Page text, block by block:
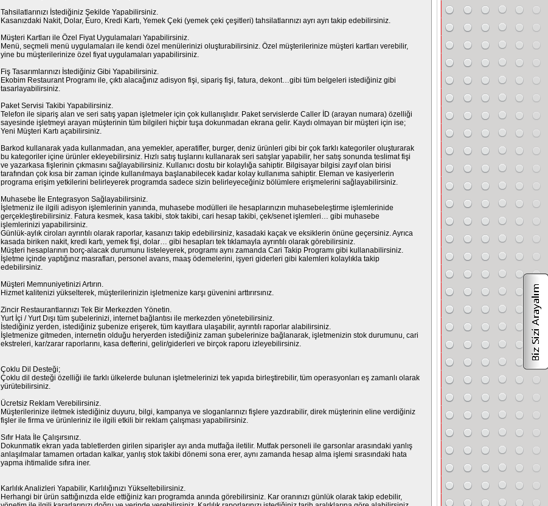
Tahsilatlarınızı İstediğiniz Şekilde Yapabilirsiniz.
Kasanızdaki Nakit, Dolar, Euro, Kredi Kartı, Yemek Çeki (yemek çeki çeşitleri) tahsilatlarınızı ayrı ayrı takip edebilirsiniz.
Müşteri Kartları ile Özel Fiyat Uygulamaları Yapabilirsiniz.
Menü, seçmeli menü uygulamaları ile kendi özel menülerinizi oluşturabilirsiniz. Özel müşterilerinize müşteri kartları verebilir,
yine bu müşterilerinize özel fiyat uygulamaları yapabilirsiniz.
Fiş Tasarımlarınızı İstediğiniz Gibi Yapabilirsiniz.
Ekobim Restaurant Programı ile, çıktı alacağınız adisyon fişi, sipariş fişi, fatura, dekont…gibi tüm belgeleri istediğiniz gibi
tasarlayabilirsiniz.
Paket Servisi Takibi Yapabilirsiniz.
Telefon ile sipariş alan ve seri satış yapan işletmeler için çok kullanışlıdır. Paket servislerde Caller İD (arayan numara) özelliği
sayesinde işletmeyi arayan müşterinin tüm bilgileri hiçbir tuşa dokunmadan ekrana gelir. Kaydı olmayan bir müşteri için ise;
Yeni Müşteri Kartı açabilirsiniz.
Barkod kullanarak yada kullanmadan, ana yemekler, aperatifler, burger, deniz ürünleri gibi bir çok farklı kategoriler oluşturarak
bu kategoriler içine ürünler ekleyebilirsiniz. Hızlı satış tuşlarını kullanarak seri satışlar yapabilir, her satış sonunda teslimat fişi
ve yazarkasa fişlerinin çıkmasını sağlayabilirsiniz. Kullanıcı dostu bir kolaylığa sahiptir. Bilgisayar bilgisi zayıf olan birisi
tarafından çok kısa bir zaman içinde kullanılmaya başlanabilecek kadar kolay kullanıma sahiptir. Eleman ve kasiyerlerin
programa erişim yetkilerini belirleyerek programda sadece sizin belirleyeceğiniz bölümlere erişmelerini sağlayabilirsiniz.
Muhasebe İle Entegrasyon Sağlayabilirsiniz.
İşletmeniz ile ilgili adisyon işlemlerinin yanında, muhasebe modülleri ile hesaplarınızın muhasebeleştirme işlemlerinide
gerçekleştirebilirsiniz. Fatura kesmek, kasa takibi, stok takibi, cari hesap takibi, çek/senet işlemleri… gibi muhasebe
işlemlerinizi yapabilirsiniz.
Günlük-aylık ciroları ayrıntılı olarak raporlar, kasanızı takip edebilirsiniz, kasadaki kaçak ve eksiklerin önüne geçersiniz. Ayrıca
kasada biriken nakit, kredi kartı, yemek fişi, dolar… gibi hesapları tek tıklamayla ayrıntılı olarak görebilirsiniz.
Müşteri hesaplarının borç-alacak durumunu listeleyerek, programı aynı zamanda Cari Takip Programı gibi kullanabilirsiniz.
İşletme içinde yaptığınız masrafları, personel avans, maaş ödemelerini, işyeri giderleri gibi kalemleri kolaylıkla takip
edebilirsiniz.
Müşteri Memnuniyetinizi Artırın.
Hizmet kalitenizi yükselterek, müşterilerinizin işletmenize karşı güvenini arttırırsınız.
Zincir Restaurantlarınızı Tek Bir Merkezden Yönetin.
Yurt İçi / Yurt Dışı tüm şubelerinizi, internet bağlantısı ile merkezden yönetebilirsiniz.
İstediğiniz yerden, istediğiniz şubenize erişerek, tüm kayıtlara ulaşabilir, ayrıntılı raporlar alabilirsiniz.
İşletmenize gitmeden, internetin olduğu heryerden istediğiniz zaman şubelerinize bağlanarak, işletmenizin stok durumunu, cari
ekstreleri, kar/zarar raporlarını, kasa defterini, gelir/giderleri ve birçok raporu izleyebilirsiniz.
Çoklu Dil Desteği;
Çoklu dil desteği özelliği ile farklı ülkelerde bulunan işletmelerinizi tek yapıda birleştirebilir, tüm operasyonları eş zamanlı olarak
yürütebilirsiniz.
Ücretsiz Reklam Verebilirsiniz.
Müşterilerinize iletmek istediğiniz duyuru, bilgi, kampanya ve sloganlarınızı fişlere yazdırabilir, direk müşterinin eline verdiğiniz
fişler ile firma ve ürünleriniz ile ilgili etkili bir reklam çalışması yapabilirsiniz.
Sıfır Hata İle Çalışırsınız.
Dokunmatik ekran yada tabletlerden girilen siparişler ayı anda mutfağa iletilir. Mutfak personeli ile garsonlar arasındaki yanlış
anlaşılmalar tamamen ortadan kalkar, yanlış stok takibi dönemi sona erer, aynı zamanda hesap alma işlemi sırasındaki hata
yapma ihtimalide sıfıra iner.
Karlılık Analizleri Yapabilir, Karlılığınızı Yükseltebilirsiniz.
Herhangi bir ürün sattığınızda elde ettiğiniz karı programda anında görebilirsiniz. Kar oranınızı günlük olarak takip edebilir,